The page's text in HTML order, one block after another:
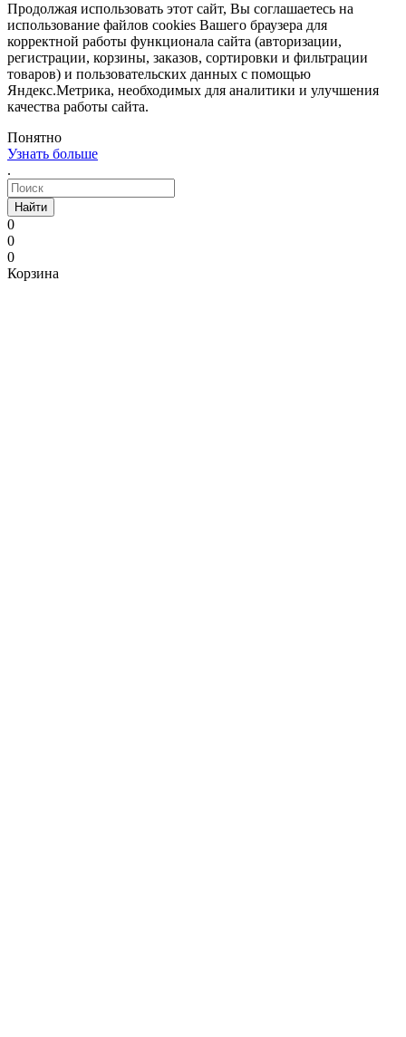
Продолжая использовать этот сайт, Вы соглашаетесь на
использование файлов cookies Вашего браузера для
корректной работы функционала сайта (авторизации,
регистрации, корзины, заказов, сортировки и фильтрации
товаров) и пользовательских данных с помощью
Яндекс.Метрика, необходимых для аналитики и улучшения
качества работы сайта.
Понятно
Узнать больше
.
Найти
0
0
0
Корзина